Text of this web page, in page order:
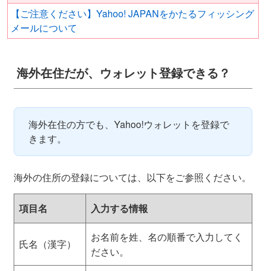
ス
ッ
へ
キ
キ
ド
入
【ご注意ください】Yahoo! JAPANをかたるフィッシング
メールについて
海外在住だが、ウォレット登録できる？
海外在住の方でも、Yahoo!ウォレットを登録で
きます。
海外の住所の登録については、以下をご参照ください。
項目名 入力する情報
氏名（漢字）
お名前を姓、名の順番で入力してく
ださい。